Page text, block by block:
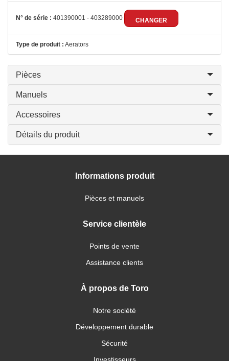
N° de série : 401390001 - 403289000 CHANGER
Type de produit : Aerators
Pièces
Manuels
Accessoires
Détails du produit
Informations produit
Pièces et manuels
Service clientèle
Points de vente
Assistance clients
À propos de Toro
Notre société
Développement durable
Sécurité